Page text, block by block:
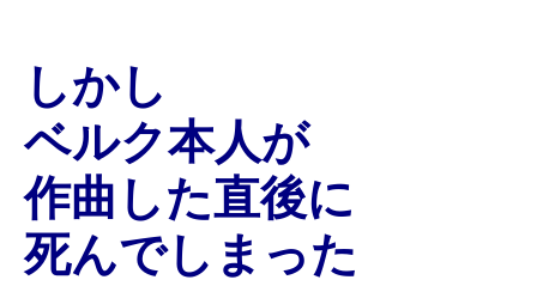
しかし
ベルク本人が
作曲した直後に
死んでしまった